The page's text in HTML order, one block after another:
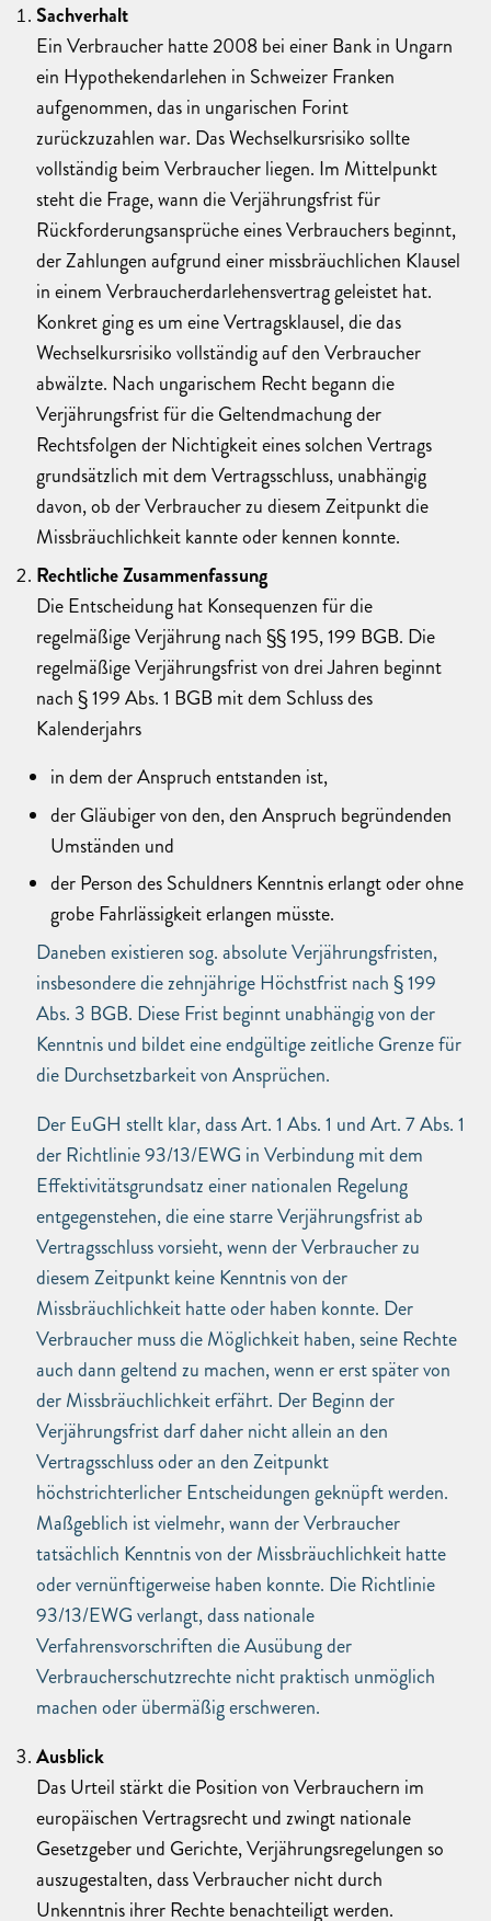
Sachverhalt
Ein Verbraucher hatte 2008 bei einer Bank in Ungarn
ein Hypothekendarlehen in Schweizer Franken
aufgenommen, das in ungarischen Forint
zurückzuzahlen war. Das Wechselkursrisiko sollte
vollständig beim Verbraucher liegen. Im Mittelpunkt
steht die Frage, wann die Verjährungsfrist für
Rückforderungsansprüche eines Verbrauchers beginnt,
der Zahlungen aufgrund einer missbräuchlichen Klausel
in einem Verbraucherdarlehensvertrag geleistet hat.
Konkret ging es um eine Vertragsklausel, die das
Wechselkursrisiko vollständig auf den Verbraucher
abwälzte. Nach ungarischem Recht begann die
Verjährungsfrist für die Geltendmachung der
Rechtsfolgen der Nichtigkeit eines solchen Vertrags
grundsätzlich mit dem Vertragsschluss, unabhängig
davon, ob der Verbraucher zu diesem Zeitpunkt die
Missbräuchlichkeit kannte oder kennen konnte.
Rechtliche Zusammenfassung
Die Entscheidung hat Konsequenzen für die
regelmäßige Verjährung nach §§ 195, 199 BGB. Die
regelmäßige Verjährungsfrist von drei Jahren beginnt
nach § 199 Abs. 1 BGB mit dem Schluss des
Kalenderjahrs
in dem der Anspruch entstanden ist,
der Gläubiger von den, den Anspruch begründenden
Umständen und
der Person des Schuldners Kenntnis erlangt oder ohne
grobe Fahrlässigkeit erlangen müsste.
Daneben existieren sog. absolute Verjährungsfristen,
insbesondere die zehnjährige Höchstfrist nach § 199
Abs. 3 BGB. Diese Frist beginnt unabhängig von der
Kenntnis und bildet eine endgültige zeitliche Grenze für
die Durchsetzbarkeit von Ansprüchen.
Der EuGH stellt klar, dass Art. 1 Abs. 1 und Art. 7 Abs. 1
der Richtlinie 93/13/EWG in Verbindung mit dem
Effektivitätsgrundsatz einer nationalen Regelung
entgegenstehen, die eine starre Verjährungsfrist ab
Vertragsschluss vorsieht, wenn der Verbraucher zu
diesem Zeitpunkt keine Kenntnis von der
Missbräuchlichkeit hatte oder haben konnte. Der
Verbraucher muss die Möglichkeit haben, seine Rechte
auch dann geltend zu machen, wenn er erst später von
der Missbräuchlichkeit erfährt. Der Beginn der
Verjährungsfrist darf daher nicht allein an den
Vertragsschluss oder an den Zeitpunkt
höchstrichterlicher Entscheidungen geknüpft werden.
Maßgeblich ist vielmehr, wann der Verbraucher
tatsächlich Kenntnis von der Missbräuchlichkeit hatte
oder vernünftigerweise haben konnte. Die Richtlinie
93/13/EWG verlangt, dass nationale
Verfahrensvorschriften die Ausübung der
Verbraucherschutzrechte nicht praktisch unmöglich
machen oder übermäßig erschweren.
Ausblick
Das Urteil stärkt die Position von Verbrauchern im
europäischen Vertragsrecht und zwingt nationale
Gesetzgeber und Gerichte, Verjährungsregelungen so
auszugestalten, dass Verbraucher nicht durch
Unkenntnis ihrer Rechte benachteiligt werden.